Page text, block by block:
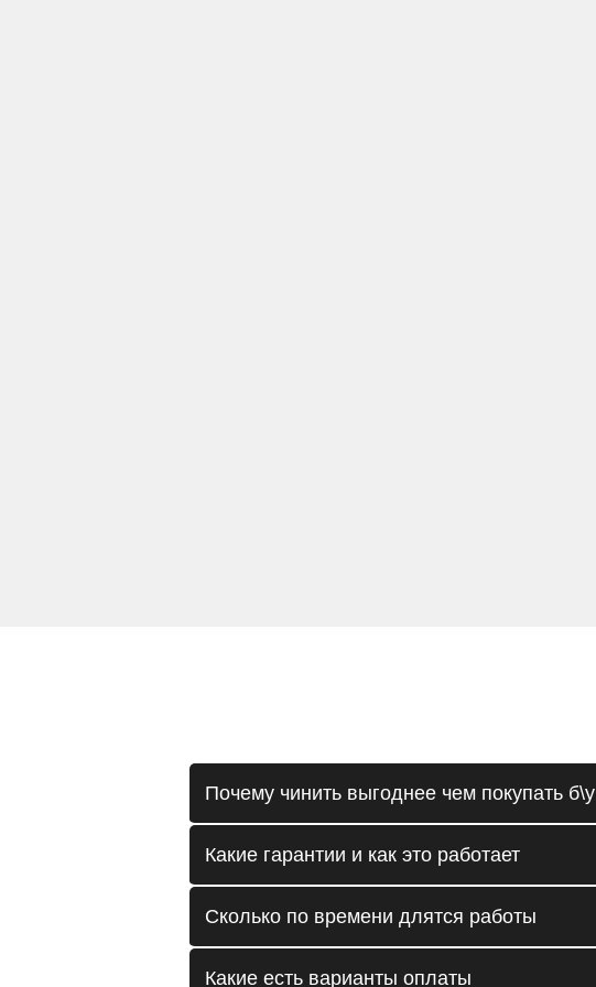
Почему чинить выгоднее чем покупать б\у
Какие гарантии и как это работает
Сколько по времени длятся работы
Какие есть варианты оплаты